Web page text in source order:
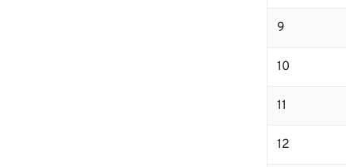
9
10
11
12